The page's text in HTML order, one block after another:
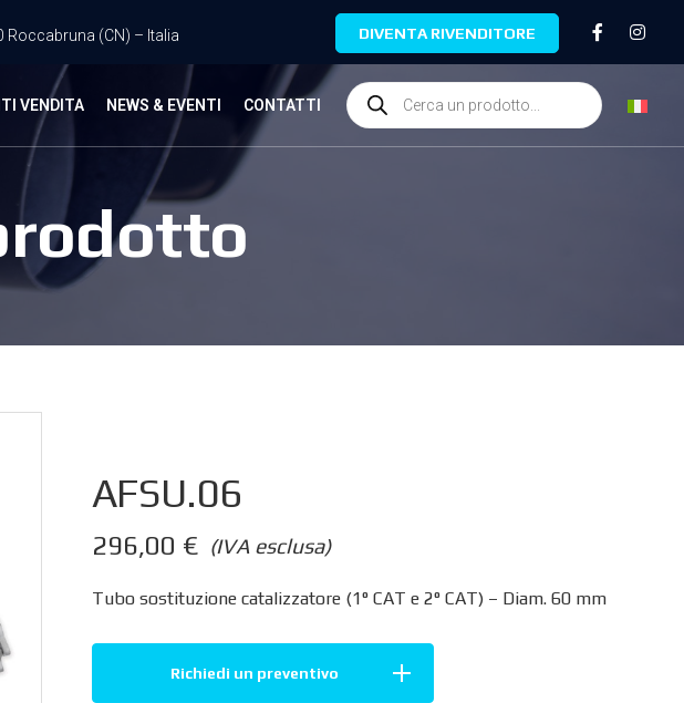
Roccabruna (CN) – Italia DIVENTA RIVENDITORE
VENDITA NEWS & EVENTI CONTATTI
AFSU.06
(IVA esclusa)
296,00 €
Tubo sostituzione catalizzatore (1° CAT e 2° CAT) – Diam. 60 mm
Richiedi un preventivo